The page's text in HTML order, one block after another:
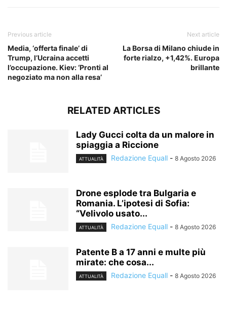
Previous article
Media, ‘offerta finale’ di
Trump, l’Ucraina accetti
l’occupazione. Kiev: ‘Pronti al
negoziato ma non alla resa’
Next article
La Borsa di Milano chiude in
forte rialzo, +1,42%. Europa
brillante
RELATED ARTICLES
Lady Gucci colta da un malore in
spiaggia a Riccione
ATTUALITÀ Redazione Equall - 8 Agosto 2026
Drone esplode tra Bulgaria e
Romania. L’ipotesi di Sofia:
“Velivolo usato...
ATTUALITÀ Redazione Equall - 8 Agosto 2026
Patente B a 17 anni e multe più
mirate: che cosa...
ATTUALITÀ Redazione Equall - 8 Agosto 2026